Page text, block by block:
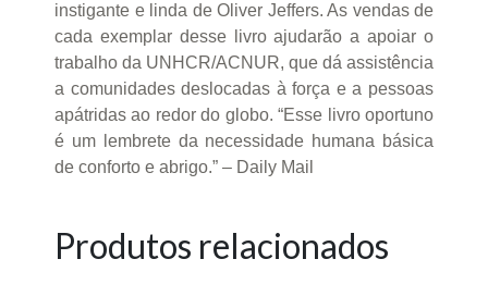
instigante e linda de Oliver Jeffers. As vendas de
cada exemplar desse livro ajudarão a apoiar o
trabalho da UNHCR/ACNUR, que dá assistência
a comunidades deslocadas à força e a pessoas
apátridas ao redor do globo. “Esse livro oportuno
é um lembrete da necessidade humana básica
de conforto e abrigo.” – Daily Mail
Produtos relacionados